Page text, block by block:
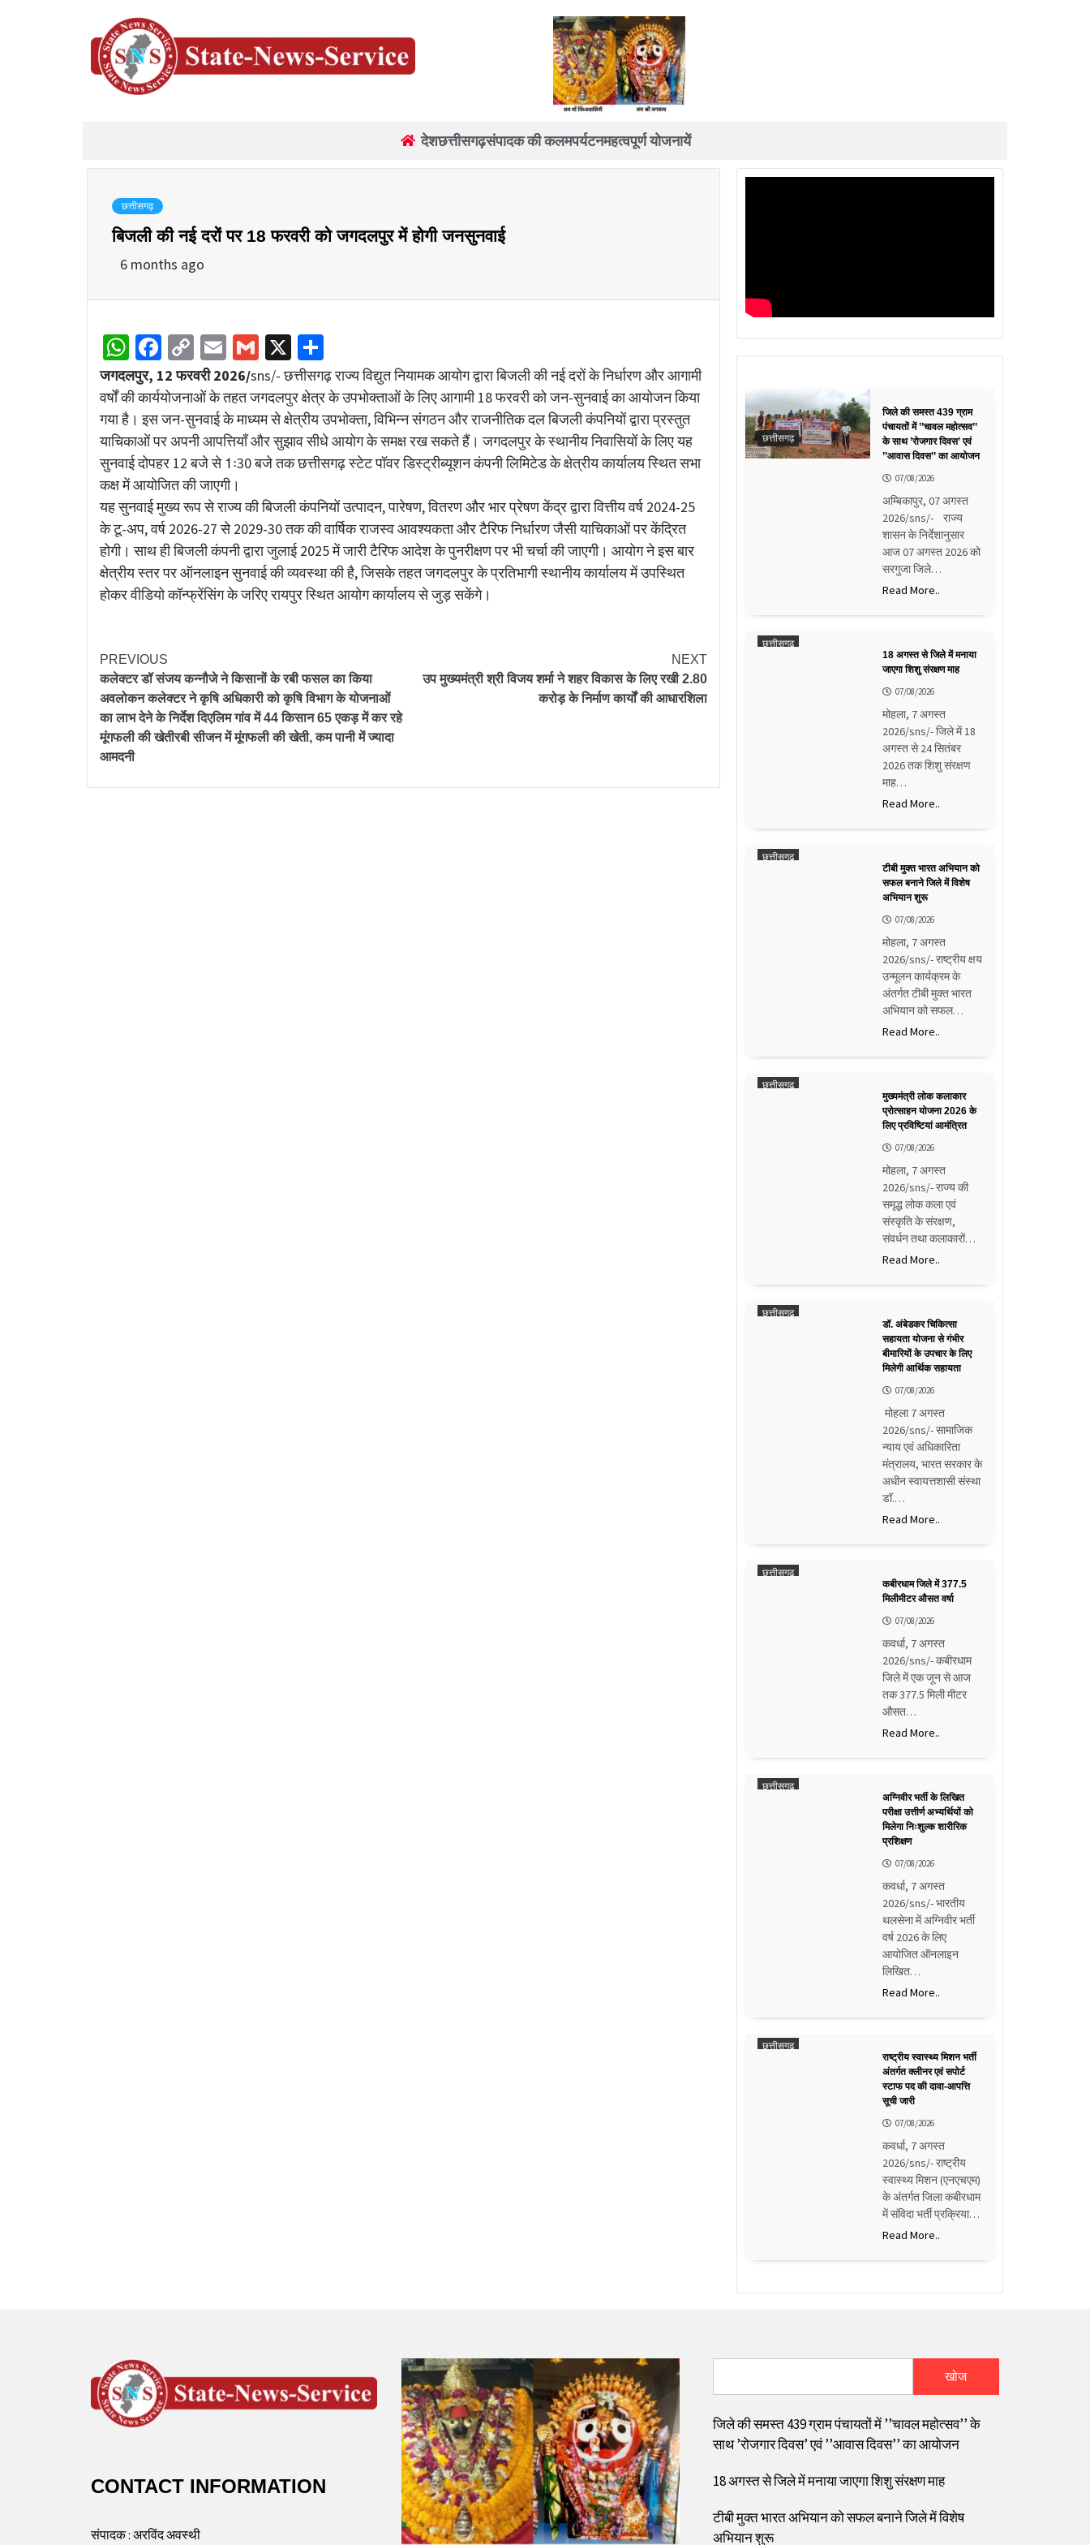
देशछत्तीसगढ़संपादक की कलमपर्यटनमहत्वपूर्ण योजनायें
छत्तीसगढ़
बिजली की नई दरों पर 18 फरवरी को जगदलपुर में होगी जनसुनवाई
6 months ago
WhatsApp
Facebook
Copy
Link
EmailGmail
X
जगदलपुर, 12 फरवरी 2026/sns/- छत्तीसगढ़ राज्य विद्युत नियामक आयोग द्वारा बिजली की नई दरों के निर्धारण और आगामी
वर्षों की कार्ययोजनाओं के तहत जगदलपुर क्षेत्र के उपभोक्ताओं के लिए आगामी 18 फरवरी को जन-सुनवाई का आयोजन किया
गया है। इस जन-सुनवाई के माध्यम से क्षेत्रीय उपभोक्ता, विभिन्न संगठन और राजनीतिक दल बिजली कंपनियों द्वारा प्रस्तुत
याचिकाओं पर अपनी आपत्तियाँ और सुझाव सीधे आयोग के समक्ष रख सकते हैं। जगदलपुर के स्थानीय निवासियों के लिए यह
सुनवाई दोपहर 12 बजे से 1ः30 बजे तक छत्तीसगढ़ स्टेट पॉवर डिस्ट्रीब्यूशन कंपनी लिमिटेड के क्षेत्रीय कार्यालय स्थित सभा
कक्ष में आयोजित की जाएगी।
यह सुनवाई मुख्य रूप से राज्य की बिजली कंपनियों उत्पादन, पारेषण, वितरण और भार प्रेषण केंद्र द्वारा वित्तीय वर्ष 2024-25
के टू-अप, वर्ष 2026-27 से 2029-30 तक की वार्षिक राजस्व आवश्यकता और टैरिफ निर्धारण जैसी याचिकाओं पर केंद्रित
होगी। साथ ही बिजली कंपनी द्वारा जुलाई 2025 में जारी टैरिफ आदेश के पुनरीक्षण पर भी चर्चा की जाएगी। आयोग ने इस बार
क्षेत्रीय स्तर पर ऑनलाइन सुनवाई की व्यवस्था की है, जिसके तहत जगदलपुर के प्रतिभागी स्थानीय कार्यालय में उपस्थित
होकर वीडियो कॉन्फ्रेंसिंग के जरिए रायपुर स्थित आयोग कार्यालय से जुड़ सकेंगे।
PREVIOUS
कलेक्टर डॉ संजय कन्नौजे ने किसानों के रबी फसल का किया
अवलोकन कलेक्टर ने कृषि अधिकारी को कृषि विभाग के योजनाओं
का लाभ देने के निर्देश दिएलिम गांव में 44 किसान 65 एकड़ में कर रहे
मूंगफली की खेतीरबी सीजन में मूंगफली की खेती, कम पानी में ज्यादा
आमदनी
NEXT
उप मुख्यमंत्री श्री विजय शर्मा ने शहर विकास के लिए रखी 2.80
करोड़ के निर्माण कार्यों की आधारशिला
छत्तीसगढ़
जिले की समस्त 439 ग्राम
पंचायतों में ’’चावल महोत्सव’’
के साथ ’रोजगार दिवस’ एवं
’’आवास दिवस’’ का आयोजन
07/08/2026
अम्बिकापुर, 07 अगस्त
2026/sns/- राज्य
शासन के निर्देशानुसार
आज 07 अगस्त 2026 को
सरगुजा जिले…
Read More..
छत्तीसगढ़
18 अगस्त से जिले में मनाया
जाएगा शिशु संरक्षण माह
07/08/2026
मोहला, 7 अगस्त
2026/sns/- जिले में 18
अगस्त से 24 सितंबर
2026 तक शिशु संरक्षण
माह…
Read More..
छत्तीसगढ़
टीबी मुक्त भारत अभियान को
सफल बनाने जिले में विशेष
अभियान शुरू
07/08/2026
मोहला, 7 अगस्त
2026/sns/- राष्ट्रीय क्षय
उन्मूलन कार्यक्रम के
अंतर्गत टीबी मुक्त भारत
अभियान को सफल…
Read More..
छत्तीसगढ़
मुख्यमंत्री लोक कलाकार
प्रोत्साहन योजना 2026 के
लिए प्रविष्टियां आमंत्रित
07/08/2026
मोहला, 7 अगस्त
2026/sns/- राज्य की
समृद्ध लोक कला एवं
संस्कृति के संरक्षण,
संवर्धन तथा कलाकारों…
Read More..
छत्तीसगढ़
डॉ. अंबेडकर चिकित्सा
सहायता योजना से गंभीर
बीमारियों के उपचार के लिए
मिलेगी आर्थिक सहायता
07/08/2026
मोहला 7 अगस्त
2026/sns/- सामाजिक
न्याय एवं अधिकारिता
मंत्रालय, भारत सरकार के
अधीन स्वायत्तशासी संस्था
डॉ.…
Read More..
छत्तीसगढ़
कबीरधाम जिले में 377.5
मिलीमीटर औसत वर्षा
07/08/2026
कवर्धा, 7 अगस्त
2026/sns/- कबीरधाम
जिले में एक जून से आज
तक 377.5 मिली मीटर
औसत…
Read More..
छत्तीसगढ़
अग्निवीर भर्ती के लिखित
परीक्षा उत्तीर्ण अभ्यर्थियों को
मिलेगा निःशुल्क शारीरिक
प्रशिक्षण
07/08/2026
कवर्धा, 7 अगस्त
2026/sns/- भारतीय
थलसेना में अग्निवीर भर्ती
वर्ष 2026 के लिए
आयोजित ऑनलाइन
लिखित…
Read More..
छत्तीसगढ़
राष्ट्रीय स्वास्थ्य मिशन भर्ती
अंतर्गत क्लीनर एवं सपोर्ट
स्टाफ पद की दावा-आपत्ति
सूची जारी
07/08/2026
कवर्धा, 7 अगस्त
2026/sns/- राष्ट्रीय
स्वास्थ्य मिशन (एनएचएम)
के अंतर्गत जिला कबीरधाम
में संविदा भर्ती प्रक्रिया…
Read More..
CONTACT INFORMATION
संपादक : अरविंद अवस्थी
खोज
जिले की समस्त 439 ग्राम पंचायतों में ’’चावल महोत्सव’’ के
साथ ’रोजगार दिवस’ एवं ’’आवास दिवस’’ का आयोजन
18 अगस्त से जिले में मनाया जाएगा शिशु संरक्षण माह
टीबी मुक्त भारत अभियान को सफल बनाने जिले में विशेष
अभियान शुरू